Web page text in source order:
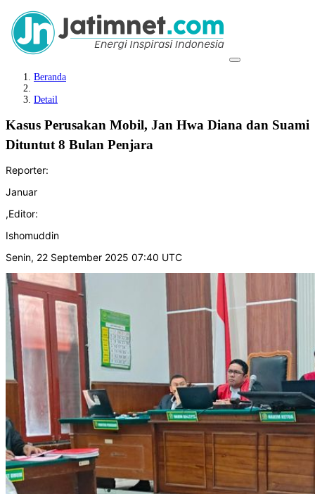
Beranda
Detail
Kasus Perusakan Mobil, Jan Hwa Diana dan Suami
Dituntut 8 Bulan Penjara
Reporter:
Januar
,Editor:
Ishomuddin
Senin, 22 September 2025 07:40 UTC